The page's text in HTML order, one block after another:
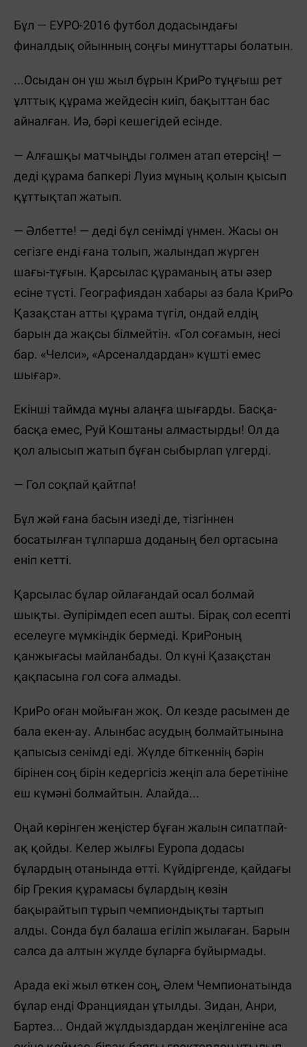
Бұл — ЕУРО-2016 футбол додасындағы
финалдық ойынның соңғы минуттары болатын.
...Осыдан он үш жыл бұрын КриРо тұңғыш рет
ұлттық құрама жейдесін киіп, бақыттан бас
айналған. Иә, бәрі кешегідей есінде.
— Алғашқы матчыңды голмен атап өтерсің! —
деді құрама бапкері Луиз мұның қолын қысып
құттықтап жатып.
— Әлбетте! — деді бұл сенімді үнмен. Жасы он
сегізге енді ғана толып, жалындап жүрген
шағы-тұғын. Қарсылас құраманың аты әзер
есіне түсті. Географиядан хабары аз бала КриРо
Қазақстан атты құрама түгіл, ондай елдің
барын да жақсы білмейтін. «Гол соғамын, несі
бар. «Челси», «Арсеналдардан» күшті емес
шығар».
Екінші таймда мұны алаңға шығарды. Басқа-
басқа емес, Руй Коштаны алмастырды! Ол да
қол алысып жатып бұған сыбырлап үлгерді.
— Гол соқпай қайтпа!
Бұл жәй ғана басын изеді де, тізгіннен
босатылған тұлпарша доданың бел ортасына
еніп кетті.
Қарсылас бұлар ойлағандай осал болмай
шықты. Әупірімдеп есеп ашты. Бірақ сол есепті
еселеуге мүмкіндік бермеді. КриРоның
қанжығасы майланбады. Ол күні Қазақстан
қақпасына гол соға алмады.
КриРо оған мойыған жоқ. Ол кезде расымен де
бала екен-ау. Алынбас асудың болмайтынына
қапысыз сенімді еді. Жүлде біткеннің бәрін
бірінен соң бірін кедергісіз жеңіп ала беретініне
еш күмәні болмайтын. Алайда...
Оңай көрінген жеңістер бұған жалын сипатпай-
ақ қойды. Келер жылғы Еуропа додасы
бұлардың отанында өтті. Күйдіргенде, қайдағы
бір Грекия құрамасы бұлардың көзін
бақырайтып тұрып чемпиондықты тартып
алды. Сонда бұл балаша егіліп жылаған. Барын
салса да алтын жүлде бұларға бұйырмады.
Арада екі жыл өткен соң, Әлем Чемпионатында
бұлар енді Франциядан ұтылды. Зидан, Анри,
Бартез... Ондай жұлдыздардан жеңілгеніне аса